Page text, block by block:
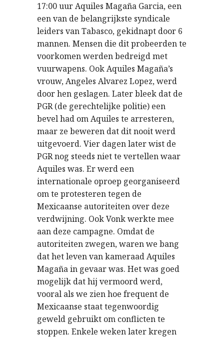
17:00 uur Aquiles Magaña Garcia, een
een van de belangrijkste syndicale
leiders van Tabasco, gekidnapt door 6
mannen. Mensen die dit probeerden te
voorkomen werden bedreigd met
vuurwapens. Ook Aquiles Magaña’s
vrouw, Angeles Alvarez Lopez, werd
door hen geslagen. Later bleek dat de
PGR (de gerechtelijke politie) een
bevel had om Aquiles te arresteren,
maar ze beweren dat dit nooit werd
uitgevoerd. Vier dagen later wist de
PGR nog steeds niet te vertellen waar
Aquiles was. Er werd een
internationale oproep georganiseerd
om te protesteren tegen de
Mexicaanse autoriteiten over deze
verdwijning. Ook Vonk werkte mee
aan deze campagne. Omdat de
autoriteiten zwegen, waren we bang
dat het leven van kameraad Aquiles
Magaña in gevaar was. Het was goed
mogelijk dat hij vermoord werd,
vooral als we zien hoe frequent de
Mexicaanse staat tegenwoordig
geweld gebruikt om conflicten te
stoppen. Enkele weken later kregen